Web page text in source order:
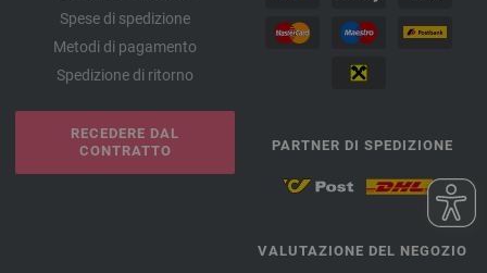
Spese di spedizione
Metodi di pagamento
Spedizione di ritorno
RECEDERE DAL
CONTRATTO
PARTNER DI SPEDIZIONE
VALUTAZIONE DEL NEGOZIO